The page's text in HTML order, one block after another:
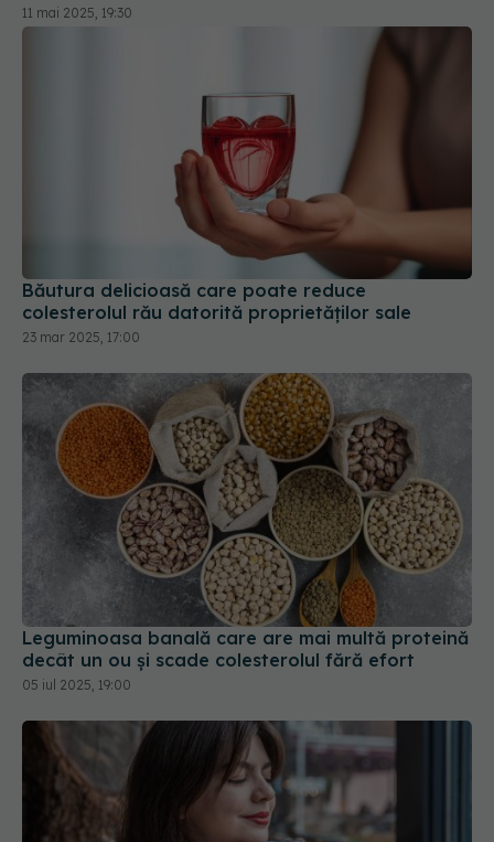
11 mai 2025, 19:30
Băutura delicioasă care poate reduce
colesterolul rău datorită proprietăților sale
23 mar 2025, 17:00
Leguminoasa banală care are mai multă proteină
decât un ou și scade colesterolul fără efort
05 iul 2025, 19:00